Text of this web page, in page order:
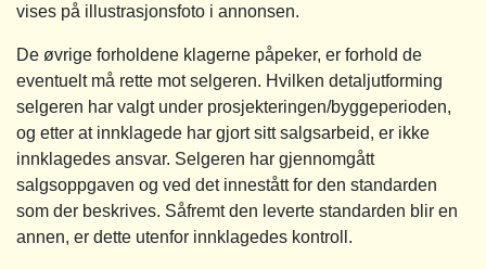
vises på illustrasjonsfoto i annonsen.
De øvrige forholdene klagerne påpeker, er forhold de
eventuelt må rette mot selgeren. Hvilken detaljutforming
selgeren har valgt under prosjekteringen/byggeperioden,
og etter at innklagede har gjort sitt salgsarbeid, er ikke
innklagedes ansvar. Selgeren har gjennomgått
salgsoppgaven og ved det innestått for den standarden
som der beskrives. Såfremt den leverte standarden blir en
annen, er dette utenfor innklagedes kontroll.